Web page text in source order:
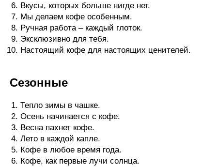
Вкусы, которых больше нигде нет.
Мы делаем кофе особенным.
Ручная работа – каждый глоток.
Эксклюзивно для тебя.
Настоящий кофе для настоящих ценителей.
Сезонные
Тепло зимы в чашке.
Осень начинается с кофе.
Весна пахнет кофе.
Лето в каждой капле.
Кофе в любое время года.
Кофе, как первые лучи солнца.